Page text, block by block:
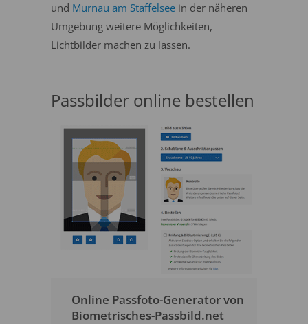
und Murnau am Staffelsee in der näheren
Umgebung weitere Möglichkeiten,
Lichtbilder machen zu lassen.
Passbilder online bestellen
Online Passfoto-Generator von
Biometrisches-Passbild.net